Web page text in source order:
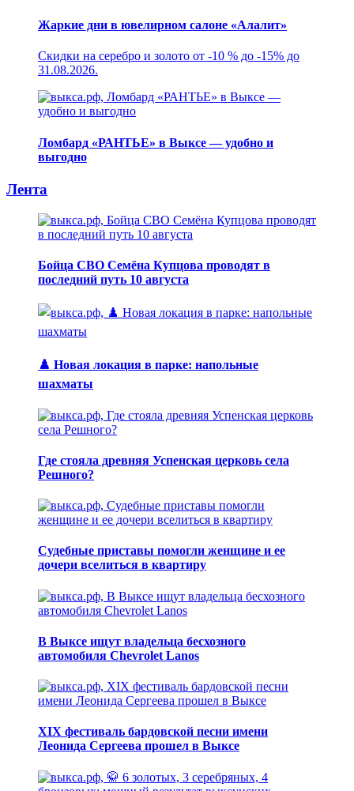
Жаркие дни в ювелирном салоне «Алалит»
Скидки на серебро и золото от -10 % до -15% до
31.08.2026.
Ломбард «РАНТЬЕ» в Выксе — удобно и
выгодно
Лента
Бойца СВО Семёна Купцова проводят в
последний путь 10 августа
♟️ Новая локация в парке: напольные
шахматы
Где стояла древняя Успенская церковь села
Решного?
Судебные приставы помогли женщине и ее
дочери вселиться в квартиру
В Выксе ищут владельца бесхозного
автомобиля Chevrolet Lanos
XIX фестиваль бардовской песни имени
Леонида Сергеева прошел в Выксе